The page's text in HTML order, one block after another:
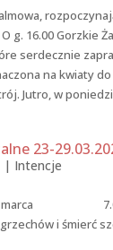
g. 16.00 Gorzkie
serdecznie
na kwiaty
Jutro, w
23-
| Intencje
23 marca
i śmierć